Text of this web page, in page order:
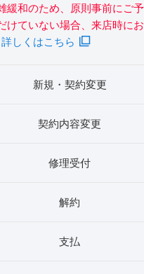
緩和のため、原則事前にご
けていない場合、来店時に
詳しくはこちら
新規・契約変更
契約内容変更
修理受付
解約
支払